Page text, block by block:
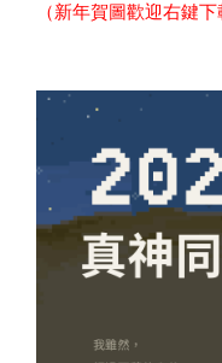
（新年賀圖歡迎右鍵下